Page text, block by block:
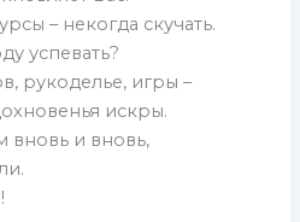
– некогда скучать.
успевать?
рукоделье, игры –
искры.
вновь и вновь,